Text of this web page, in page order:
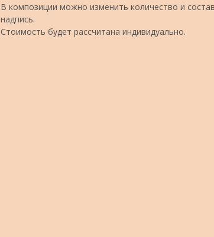
В композиции можно изменить количество и
надпись.
Стоимость будет рассчитана индивидуально.